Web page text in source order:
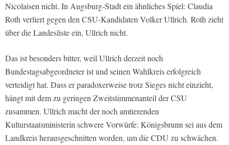
Nicolaisen nicht. In Augsburg-Stadt ein ähnliches Spiel: Claudia
Roth verliert gegen den CSU-Kandidaten Volker Ullrich. Roth zieht
über die Landesliste ein, Ullrich nicht.
Das ist besonders bitter, weil Ullrich derzeit noch
Bundestagsabgeordneter ist und seinen Wahlkreis erfolgreich
verteidigt hat. Dass er paradoxerweise trotz Sieges nicht einzieht,
hängt mit dem zu geringen Zweitstimmenanteil der CSU
zusammen. Ullrich macht der noch amtierenden
Kulturstaatsministerin schwere Vorwürfe: Königsbrunn sei aus dem
Landkreis herausgeschnitten worden, um die CDU zu schwächen.